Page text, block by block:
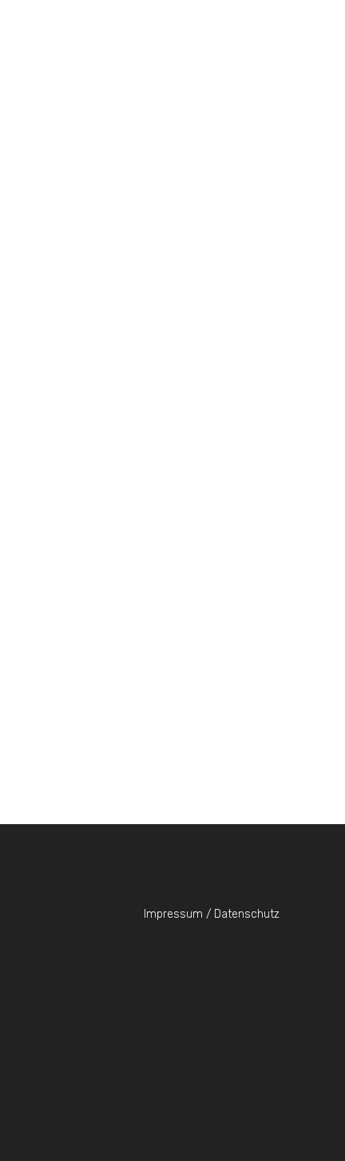
Impressum / Datenschutz